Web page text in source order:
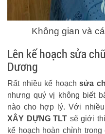
Không gian và
Lên kế hoạch sửa
Dương
Rất nhiều kế hoạchsửa
nhưng quý vị không biết
nào cho hợp lý. Với
XÂY DỰNG TLT sẽ giới
kế hoạch hoàn chỉnh trong